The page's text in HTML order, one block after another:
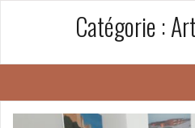
Catégorie :